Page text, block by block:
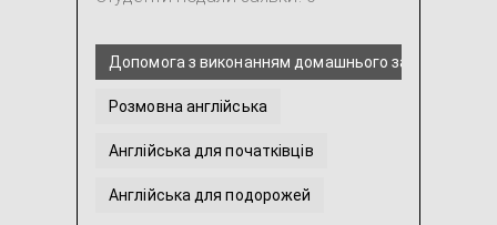
Допомога з виконанням домашнього завдання з
Розмовна англійська
Англійська для початківців
Англійська для подорожей